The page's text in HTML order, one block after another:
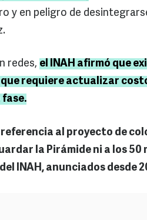
y en peligro de
redes, el INAH afirmó que
requiere actualizar
fase.
al proyecto de
la Pirámide ni a los 50
INAH, anunciados desde